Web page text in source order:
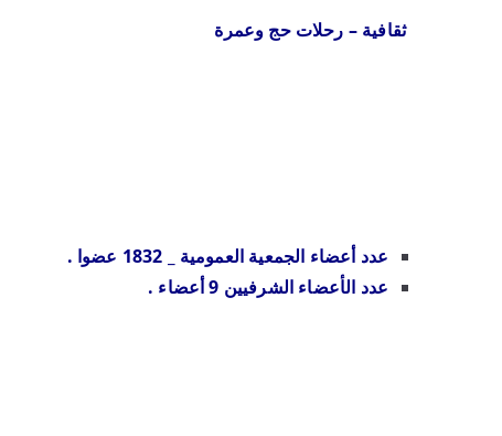
ثقافية – رحلات حج وعمرة
عدد أعضاء الجمعية العمومية _ 1832 عضوا .
عدد الأعضاء الشرفيين 9 أعضاء .